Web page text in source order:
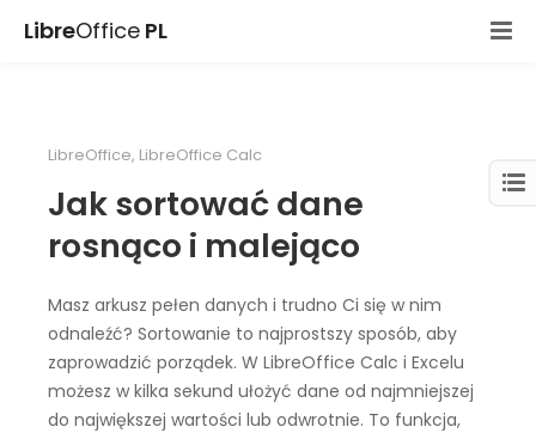
LibreOffice PL
LibreOffice, LibreOffice Calc
Jak sortować dane
rosnąco i malejąco
Masz arkusz pełen danych i trudno Ci się w nim
odnaleźć? Sortowanie to najprostszy sposób, aby
zaprowadzić porządek. W LibreOffice Calc i Excelu
możesz w kilka sekund ułożyć dane od najmniejszej
do największej wartości lub odwrotnie. To funkcja,